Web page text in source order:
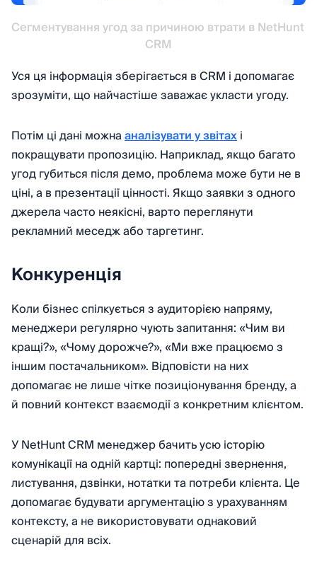
Сегментування угод за причиною втрати в NetHunt
CRM
Уся ця інформація зберігається в CRM і допомагає
зрозуміти, що найчастіше заважає укласти угоду.
Потім ці дані можнааналізувати у звітахі
покращувати пропозицію. Наприклад, якщо багато
угод губиться після демо, проблема може бути не в
ціні, а в презентації цінності. Якщо заявки з одного
джерела часто неякісні, варто переглянути
рекламний меседж або таргетинг.
Конкуренція
Коли бізнес спілкується з аудиторією напряму,
менеджери регулярно чують запитання: «Чим ви
кращі?», «Чому дорожче?», «Ми вже працюємо з
іншим постачальником». Відповісти на них
допомагає не лише чітке позиціонування бренду, а
й повний контекст взаємодії з конкретним клієнтом.
У NetHunt CRM менеджер бачить усю історію
комунікації на одній картці: попередні звернення,
листування, дзвінки, нотатки та потреби клієнта. Це
допомагає будувати аргументацію з урахуванням
контексту, а не використовувати однаковий
сценарій для всіх.